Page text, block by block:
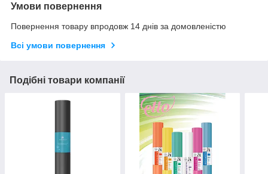
Умови повернення
Повернення товару впродовж 14 днів за домовленістю
Всі умови повернення
Подібні товари компанії